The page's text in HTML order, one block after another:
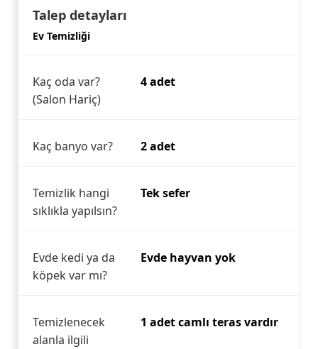
Talep detayları
Ev Temizliği
Kaç oda var?
(Salon Hariç)
4 adet
Kaç banyo var? 2 adet
Temizlik hangi
sıklıkla yapılsın?
Tek sefer
Evde kedi ya da
köpek var mı?
Evde hayvan yok
Temizlenecek
alanla ilgili
1 adet camlı teras vardır